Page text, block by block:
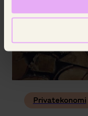
Privatekonomi